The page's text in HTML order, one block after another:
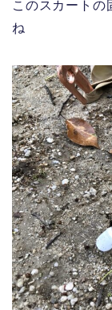
このスカートの
ね